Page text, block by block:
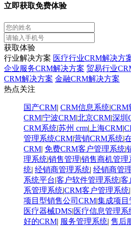
立即获取免费体验
获取体验
行业解决方案 医疗行业CRM解决方
企业服务CRM解决方案 贸易行业
CRM解决方案 金融CRM解决方案
热点关注
国产CRM| CRM信息系统|CRM
CRM|宁波CRM|北京CRM|深圳
CRM系统|苏州 crm| 上海CRM|
管理系统CRM|营销CRM系统|
CRM| 免费CRM客户管理系统|
理系统|销售管理|销售商机管理
统| 经销商管理系统| 经销商管
系统平台|客户软件管理系统|客
系管理系统|CRM客户管理系统|
项目型销售公司CRM|集成项目
医疗器械DMS|医疗信息管理系
好的CRM| 服务管理系统| 售后